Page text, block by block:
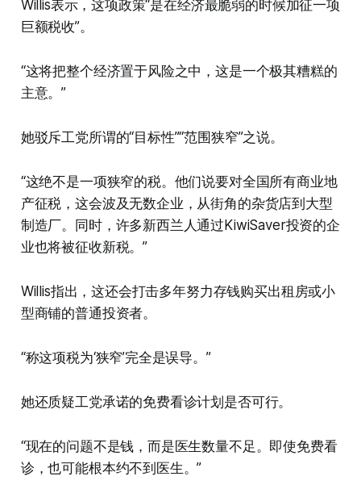
Willis表示，这项政策“是在经济最脆弱的时候加征一项
巨额税收”。
“这将把整个经济置于风险之中，这是一个极其糟糕的
主意。”
她驳斥工党所谓的“目标性”“范围狭窄”之说。
“这绝不是一项狭窄的税。他们说要对全国所有商业地
产征税，这会波及无数企业，从街角的杂货店到大型
制造厂。同时，许多新西兰人通过KiwiSaver投资的企
业也将被征收新税。”
Willis指出，这还会打击多年努力存钱购买出租房或小
型商铺的普通投资者。
“称这项税为‘狭窄’完全是误导。”
她还质疑工党承诺的免费看诊计划是否可行。
“现在的问题不是钱，而是医生数量不足。即使免费看
诊，也可能根本约不到医生。”